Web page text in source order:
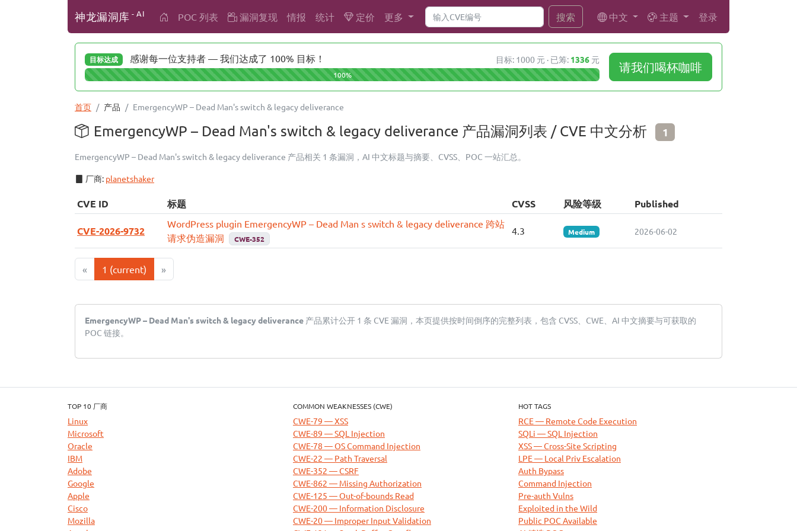
神龙漏洞库 - AI POC 列表 漏洞复现 情报 统计 定价 更多 搜索 中文 主题 登录
目标达成 感谢每一位支持者 — 我们达成了 100% 目标！ 目标: 1000 元 · 已筹: 1336 元
100%
请我们喝杯咖啡
首页 产品 EmergencyWP – Dead Man's switch & legacy deliverance
EmergencyWP – Dead Man's switch & legacy deliverance 产品漏洞列表 / CVE 中文分析 1
EmergencyWP – Dead Man's switch & legacy deliverance 产品相关 1 条漏洞，AI 中文标题与摘要、CVSS、POC 一站汇总。
厂商: planetshaker
CVE ID 标题 CVSS 风险等级 Published
CVE-2026-9732
WordPress plugin EmergencyWP – Dead Man s switch & legacy deliverance 跨站
请求伪造漏洞
CWE-352
4.3 Medium 2026-06-02
« 1 (current) »
EmergencyWP – Dead Man's switch & legacy deliverance 产品累计公开 1 条 CVE 漏洞，本页提供按时间倒序的完整列表，包含 CVSS、CWE、AI 中文摘要与可获取的
POC 链接。
TOP 10 厂商
Linux
Microsoft
Oracle
IBM
Adobe
Google
Apple
Cisco
Mozilla
COMMON WEAKNESSES (CWE)
CWE-79 — XSS
CWE-89 — SQL Injection
CWE-78 — OS Command Injection
CWE-22 — Path Traversal
CWE-352 — CSRF
CWE-862 — Missing Authorization
CWE-125 — Out-of-bounds Read
CWE-200 — Information Disclosure
CWE-20 — Improper Input Validation
HOT TAGS
RCE — Remote Code Execution
SQLi — SQL Injection
XSS — Cross-Site Scripting
LPE — Local Priv Escalation
Auth Bypass
Command Injection
Pre-auth Vulns
Exploited in the Wild
Public POC Available